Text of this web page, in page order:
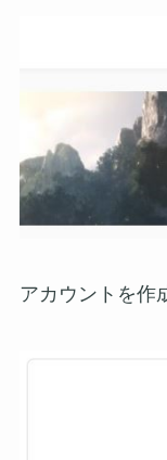
アカウントを作